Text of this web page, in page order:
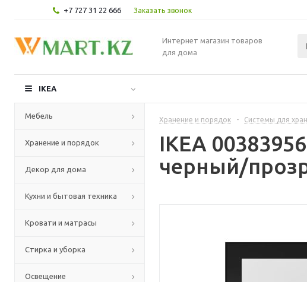
+7 727 31 22 666 Заказать звонок
Интернет магазин товаров
для дома
IKEA
Мебель
Хранение и порядок
Декор для дома
Кухни и бытовая техника
Кровати и матрасы
Стирка и уборка
Освещение
Хранение и порядок - Системы для
IKEA
черный/